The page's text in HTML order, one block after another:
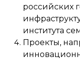
российских
института
Проекты,